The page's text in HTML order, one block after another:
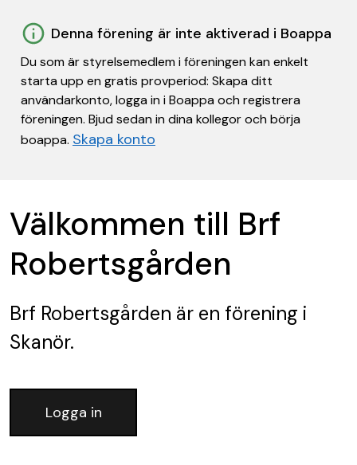
Denna förening är inte aktiverad i Boappa
Du som är styrelsemedlem i föreningen kan enkelt
starta upp en gratis provperiod: Skapa ditt
användarkonto, logga in i Boappa och registrera
föreningen. Bjud sedan in dina kollegor och börja
boappa. Skapa konto
Välkommen till Brf
Robertsgården
Brf Robertsgården är en förening i
Skanör.
Logga in